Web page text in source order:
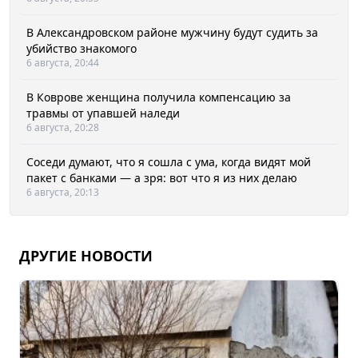
В Александровском районе мужчину будут судить за
убийство знакомого
6 августа, 20:44
В Коврове женщина получила компенсацию за
травмы от упавшей наледи
6 августа, 20:28
Соседи думают, что я сошла с ума, когда видят мой
пакет с банками — а зря: вот что я из них делаю
6 августа, 20:13
ДРУГИЕ НОВОСТИ